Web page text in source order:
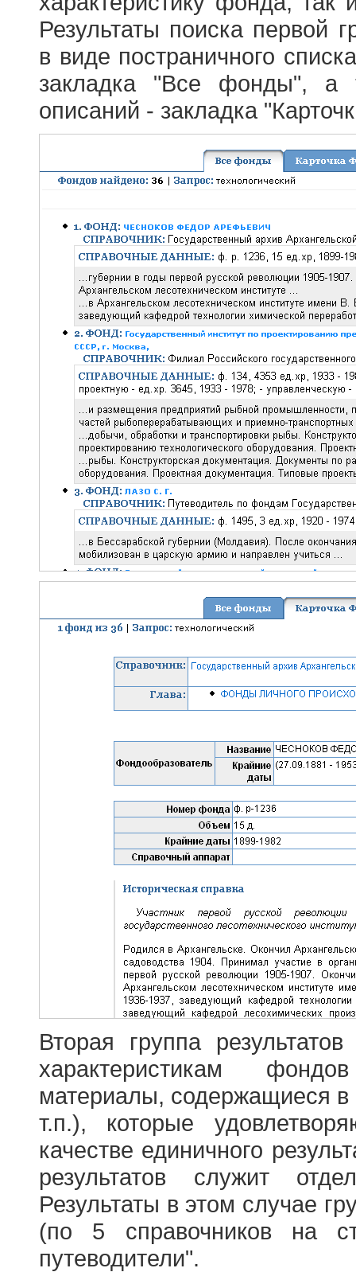
Результаты поиска первой
в виде постраничного
закладка "Все фонды", а
описаний - закладка
Вторая группа
характеристикам
материалы, содержащиеся в
т.п.), которые
качестве единичного
результатов служит
Результаты в этом случае
(по 5 справочников на
путеводители".